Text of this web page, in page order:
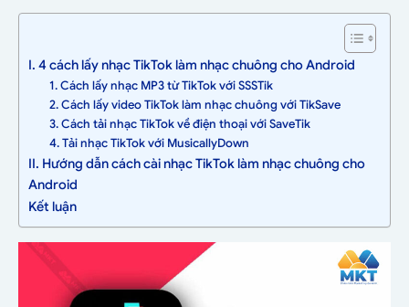
I. 4 cách lấy nhạc TikTok làm nhạc chuông cho Android
1. Cách lấy nhạc MP3 từ TikTok với SSSTik
2. Cách lấy video TikTok làm nhạc chuông với TikSave
3. Cách tải nhạc TikTok về điện thoại với SaveTik
4. Tải nhạc TikTok với MusicallyDown
II. Hướng dẫn cách cài nhạc TikTok làm nhạc chuông cho
Android
Kết luận